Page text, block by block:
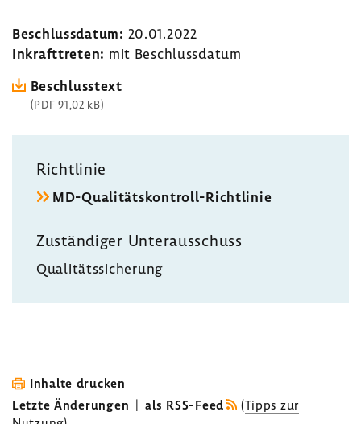
Beschluss­datum: 20.01.2022
Inkraft­treten: mit Beschluss­datum
Beschluss­text
(PDF 91,02 kB)
Richt­linie
MD-​Qualitätskontroll-Richtlinie
Zustän­diger Unter­aus­schuss
Quali­täts­si­che­rung
Inhalte drucken
Letzte Änderungen | als RSS-Feed (Tipps zur